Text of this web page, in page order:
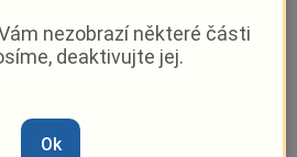
2025 15:22
nezobrazí některé části
deaktivujte jej.
Ok